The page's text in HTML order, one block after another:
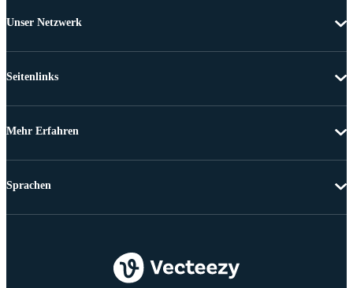
Unser Netzwerk
Seitenlinks
Mehr Erfahren
Sprachen